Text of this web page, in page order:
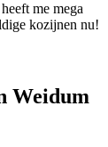
me mega
kozijnen nu!
Weidum